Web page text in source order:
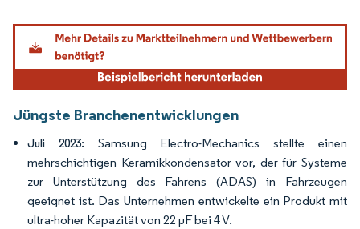
Bild © Mordor Intelligence. Wiederverwendung erfordert Namensnennung gemäß
Jüngste Branchenentwicklungen
Juli 2023: Samsung Electro-Mechanics stellte einen
mehrschichtigen Keramikkondensator vor, der für Systeme
zur Unterstützung des Fahrens (ADAS) in Fahrzeugen
geeignet ist. Das Unternehmen entwickelte ein Produkt mit
ultra-hoher Kapazität von 22 µF bei 4 V.